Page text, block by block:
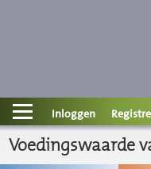
Contact
Informatie
Inloggen
Voedingswaarde